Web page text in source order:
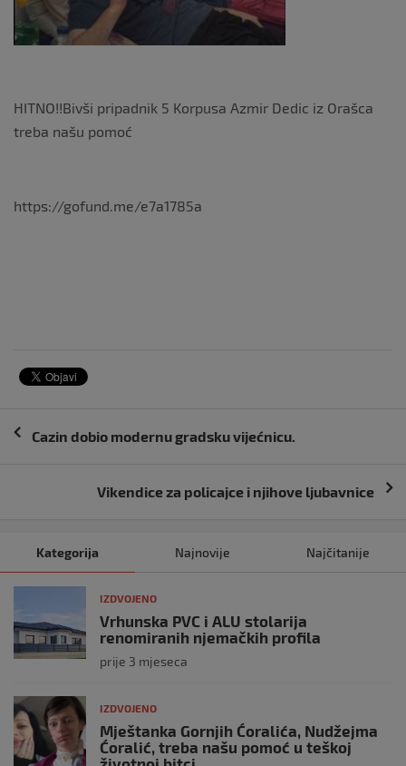
HITNO!!Bivši pripadnik 5 Korpusa Azmir Dedic iz Orašca
treba našu pomoć
https://gofund.me/e7a1785a
Navigacija
Cazin dobio modernu gradsku vijećnicu.
Vikendice za policajce i njihove ljubavnice
Kategorija Najnovije Najčitanije
IZDVOJENO
Vrhunska PVC i ALU stolarija
renomiranih njemačkih profila
prije 3 mjeseca
IZDVOJENO
Mještanka Gornjih Ćoralića, Nudžejma
Ćoralić, treba našu pomoć u teškoj